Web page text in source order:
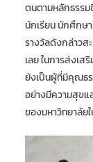
ตนตามหลักธรรม
นักเรียน นักศึกษ
รางวัลดังกล่าวส
เลย ในการส่งเ
ยังเป็นผู้ที่มีคุณธร
อย่างมีความสุขแ
ของมหาวิทยาลั